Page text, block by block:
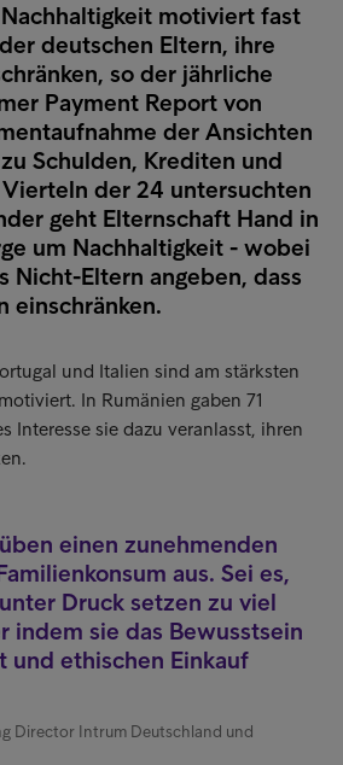
motiviert fast
deutschen Eltern, ihre
so der jährliche
Payment Report von
der Ansichten
Schulden, Krediten und
der 24 untersuchten
geht Elternschaft Hand in
um Nachhaltigkeit - wobei
Nicht-Eltern angeben, dass
einschränken.
und Italien sind am stärksten
In Rumänien gaben 71
Interesse sie dazu veranlasst, ihren
einen zunehmenden
aus. Sei es,
Druck setzen zu viel
indem sie das Bewusstsein
und ethischen Einkauf
Director Intrum Deutschland und